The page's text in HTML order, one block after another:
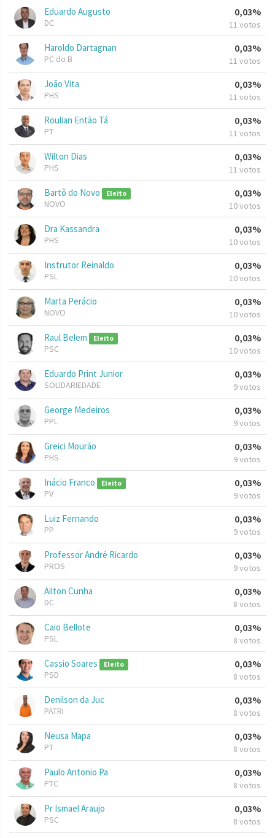
Eduardo Augusto
DC
0,03%
11 votos
Haroldo Dartagnan
PC do B
0,03%
11 votos
João Vita
PHS
0,03%
11 votos
Roulian Então Tá
PT
0,03%
11 votos
Wilton Dias
PHS
0,03%
11 votos
Bartô do Novo Eleito
NOVO
0,03%
10 votos
Dra Kassandra
PHS
0,03%
10 votos
Instrutor Reinaldo
PSL
0,03%
10 votos
Marta Perácio
NOVO
0,03%
10 votos
Raul Belem Eleito
PSC
0,03%
10 votos
Eduardo Print Junior
SOLIDARIEDADE
0,03%
9 votos
George Medeiros
PPL
0,03%
9 votos
Greici Mourão
PHS
0,03%
9 votos
Inácio Franco Eleito
PV
0,03%
9 votos
Luiz Fernando
PP
0,03%
9 votos
Professor André Ricardo
PROS
0,03%
9 votos
Ailton Cunha
DC
0,03%
8 votos
Caio Bellote
PSL
0,03%
8 votos
Cassio Soares Eleito
PSD
0,03%
8 votos
Denilson da Juc
PATRI
0,03%
8 votos
Neusa Mapa
PT
0,03%
8 votos
Paulo Antonio Pa
PTC
0,03%
8 votos
Pr Ismael Araujo
PSC
0,03%
8 votos